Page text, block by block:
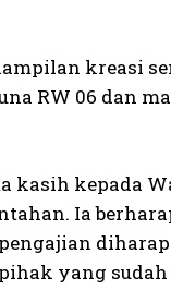
kreasi
RW 06 dan
kasih kepada
Ia
yang